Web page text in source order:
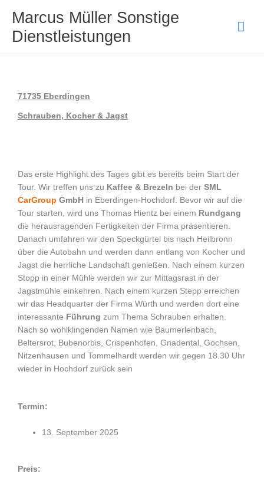
Inhalt
springen
Marcus Müller Sonstige
Dienstleistungen
71735 Eberdingen
Schrauben, Kocher & Jagst
Das erste Highlight des Tages gibt es bereits beim Start der
Tour. Wir treffen uns zu Kaffee & Brezeln bei der SML
CarGroup GmbH in Eberdingen-Hochdorf. Bevor wir auf die
Tour starten, wird uns Thomas Hientz bei einem Rundgang
die herausragenden Fertigkeiten der Firma präsentieren.
Danach umfahren wir den Speckgürtel bis nach Heilbronn
über die Autobahn und werden dann entlang von Kocher und
Jagst die herrliche Landschaft genießen. Nach einem kurzen
Stopp in einer Mühle werden wir zur Mittagsrast in der
Jagstmühle einkehren. Nach einem kurzen Stepp erreichen
wir das Headquarter der Firma Würth und werden dort eine
interessante Führung zum Thema Schrauben erhalten.
Nach so wohlklingenden Namen wie Baumerlenbach,
Beltersrot, Bubenorbis, Crispenhofen, Gnadental, Gochsen,
Nitzenhausen und Tommelhardt werden wir gegen 18.30 Uhr
wieder in Hochdorf zurück sein
Termin:
13. September 2025
Preis: